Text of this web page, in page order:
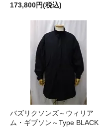
173,800円(税込)
バズリクソンズ～ウィリア
ム・ギブソン～Type BLACK